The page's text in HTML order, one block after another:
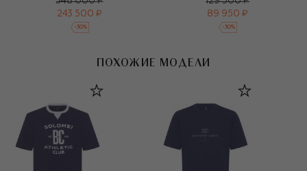
243 500 ₽
-30%
89 950 ₽
-30%
ПОХОЖИЕ МОДЕЛИ